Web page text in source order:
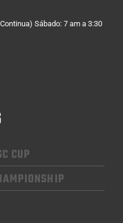
Sábado: 7 am a 3:30
CUP